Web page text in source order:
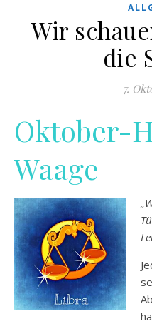
Wir
die
7.
Oktober-
Waage
„Wer ständig